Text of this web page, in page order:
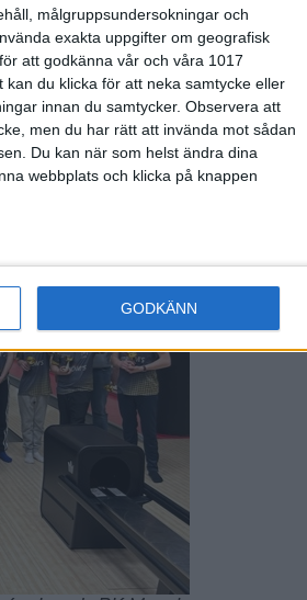
målgruppsundersokningar och
exakta uppgifter om geografisk
att godkänna vår och våra 1017
du klicka för att neka samtycke eller
innan du samtycker. Observera att
men du har rätt att invända mot sådan
Du kan när som helst ändra dina
webbplats och klicka på knappen
GODKÄNN
och Götene hade
strået när de slog 215
klassen för tredje året i